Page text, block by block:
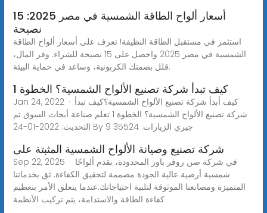
أسعار ألواح الطاقة الشمسية في مصر 2025: 15
نصيحة
استثمر في مستقبل الطاقة النظيفة! تعرف على أسعار ألواح الطاقة
الشمسية في مصر 2025 واحصل على 15 نصيحة للشراء. وفر المال،
قلل بصمتك الكربونية، وساعد في حماية البيئة.
كيف تبدأ شركة تصنيع الألواح الشمسية؟ الخطوة 1
Jan 24, 2022 · كيف أبدأ شركة تصنيع الألواح الشمسية؟كيف تبدأ
شركة تصنيع الألواح الشمسية؟ الخطوة 1 تعلم صناعة أبحاث السوق تم
التحديث: 2022-01-24 By جيري الزيارات: 35524 9
شركة تصنيع وصيانة الألواح الشمسية المثبتة على
Sep 22, 2025 · في شركة صن روفر باور المحدودة، نقدم ألواحًا
شمسية أرضية عالية الجودة مصممة لتحقيق الكفاءة. ثق بخدماتنا
المتميزة ومصانعنا الموثوقة لتلبية احتياجاتك.عندما يتعلق الأمر بتعظيم
كفاءة الطاقة والاستدامة، يتم تركيب الأنظمة